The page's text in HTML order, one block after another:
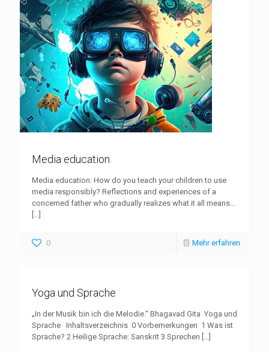
Media education
Media education: How do you teach your children to use
media responsibly? Reflections and experiences of a
concerned father who gradually realizes what it all means…
[…]
0 Mehr erfahren
Yoga und Sprache
„In der Musik bin ich die Melodie.“ Bhagavad Gita Yoga und
Sprache Inhaltsverzeichnis 0 Vorbemerkungen 1 Was ist
Sprache? 2 Heilige Sprache: Sanskrit 3 Sprechen […]